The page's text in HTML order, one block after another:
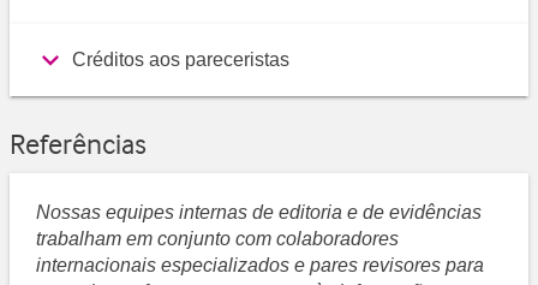
Créditos aos pareceristas
Referências
Nossas equipes internas de editoria e de evidências
trabalham em conjunto com colaboradores
internacionais especializados e pares revisores para